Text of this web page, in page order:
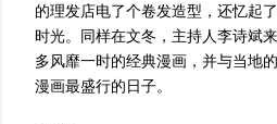
的理发店电了个卷发造型，还忆起
时光。同样在文冬，主持人李诗斌
多风靡一时的经典漫画，并与当地
漫画最盛行的日子。